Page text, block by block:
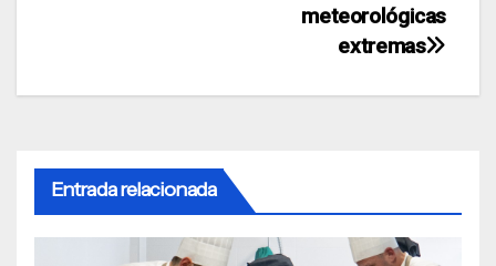
meteorológicas
extremas
Entrada relacionada